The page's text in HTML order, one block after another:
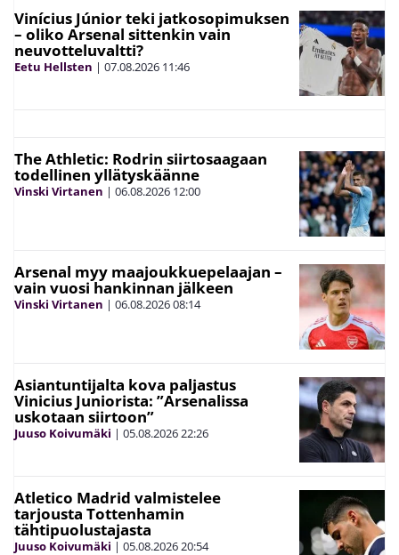
Vinícius Júnior teki jatkosopimuksen
– oliko Arsenal sittenkin vain
neuvotteluvaltti?
Eetu Hellsten | 07.08.2026 11:46
The Athletic: Rodrin siirtosaagaan
todellinen yllätyskäänne
Vinski Virtanen | 06.08.2026 12:00
Arsenal myy maajoukkuepelaajan –
vain vuosi hankinnan jälkeen
Vinski Virtanen | 06.08.202608:14
Asiantuntijalta kova paljastus
Vinicius Juniorista: ”Arsenalissa
uskotaan siirtoon”
Juuso Koivumäki | 05.08.202622:26
Atletico Madrid valmistelee
tarjousta Tottenhamin
tähtipuolustajasta
Juuso Koivumäki | 05.08.202620:54